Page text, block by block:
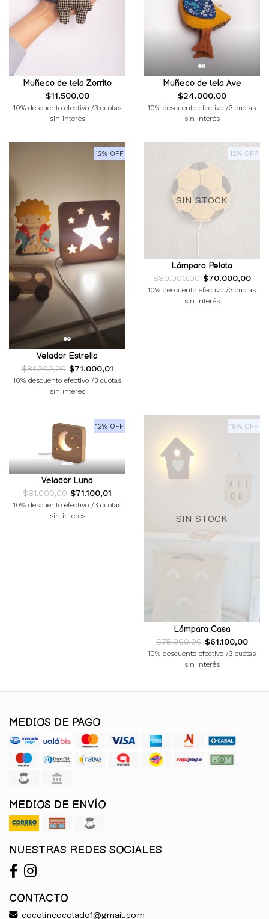
Muñeco de tela Zorrito
$11.500,00
10% descuento efectivo /3 cuotas
sin interés
Muñeco de tela Ave
$24.000,00
10% descuento efectivo /3 cuotas
sin interés
12% OFF
Velador Estrella
$81.000,00$71.000,01
10% descuento efectivo /3 cuotas
sin interés
12% OFF
SIN STOCK
Lámpara Pelota
$80.000,00$70.000,00
10% descuento efectivo /3 cuotas
sin interés
12% OFF
Velador Luna
$81.000,00 $71.100,01
10% descuento efectivo /3 cuotas
sin interés
18% OFF
SIN STOCK
Lámpara Casa
$75.000,00$61.100,00
10% descuento efectivo /3 cuotas
sin interés
MEDIOS DE PAGO
MEDIOS DE ENVÍO
NUESTRAS REDES SOCIALES
CONTACTO
cocolincocolado1@gmail.com